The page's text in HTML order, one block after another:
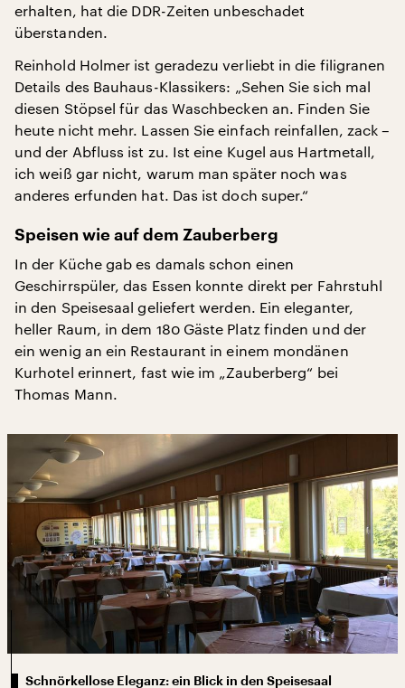
erhalten, hat die DDR-Zeiten unbeschadet
überstanden.
Reinhold Holmer ist geradezu verliebt in die filigranen
Details des Bauhaus-Klassikers: „Sehen Sie sich mal
diesen Stöpsel für das Waschbecken an. Finden Sie
heute nicht mehr. Lassen Sie einfach reinfallen, zack –
und der Abfluss ist zu. Ist eine Kugel aus Hartmetall,
ich weiß gar nicht, warum man später noch was
anderes erfunden hat. Das ist doch super.“
Speisen wie auf dem Zauberberg
In der Küche gab es damals schon einen
Geschirrspüler, das Essen konnte direkt per Fahrstuhl
in den Speisesaal geliefert werden. Ein eleganter,
heller Raum, in dem 180 Gäste Platz finden und der
ein wenig an ein Restaurant in einem mondänen
Kurhotel erinnert, fast wie im „Zauberberg“ bei
Thomas Mann.
Schnörkellose Eleganz: ein Blick in den Speisesaal